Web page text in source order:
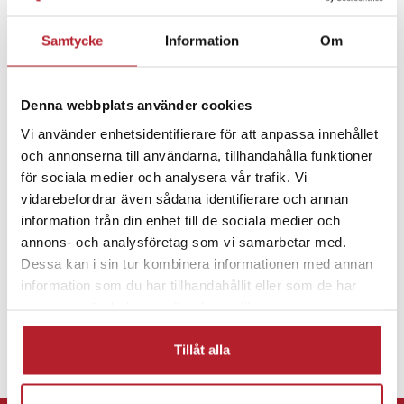
Samtycke Information Om
Denna webbplats använder cookies
Vi använder enhetsidentifierare för att anpassa innehållet
och annonserna till användarna, tillhandahålla funktioner
för sociala medier och analysera vår trafik. Vi
vidarebefordrar även sådana identifierare och annan
information från din enhet till de sociala medier och
annons- och analysföretag som vi samarbetar med.
Dessa kan i sin tur kombinera informationen med annan
information som du har tillhandahållit eller som de har
Tillåt alla
Med det medföljande vattentäta fodralet kan kameran användas
ner till 30 meters djup. Det gör den lämplig för vattenaktiviteter
Stöd för MicroSD-kort upp till 32 GB ger lagringsmöjlighet för
både video och bilder. Det uppladdningsbara batteriet på 900
mAh ger praktisk användning under inspelning.
De medföljande fästena gör det enkelt att montera kameran på
hjälm, cykel eller andra ytor, vilket ger flexibilitet i olika
situationer.
Redo för äventyr direkt ur förpackningen
Den omfattande uppsättningen tillbehör gör att kameran kan
användas i flera olika miljöer utan extra utrustning.
Specifikation
Actionkameror Actionkameror & tillbehör
Fritid & Leksaker